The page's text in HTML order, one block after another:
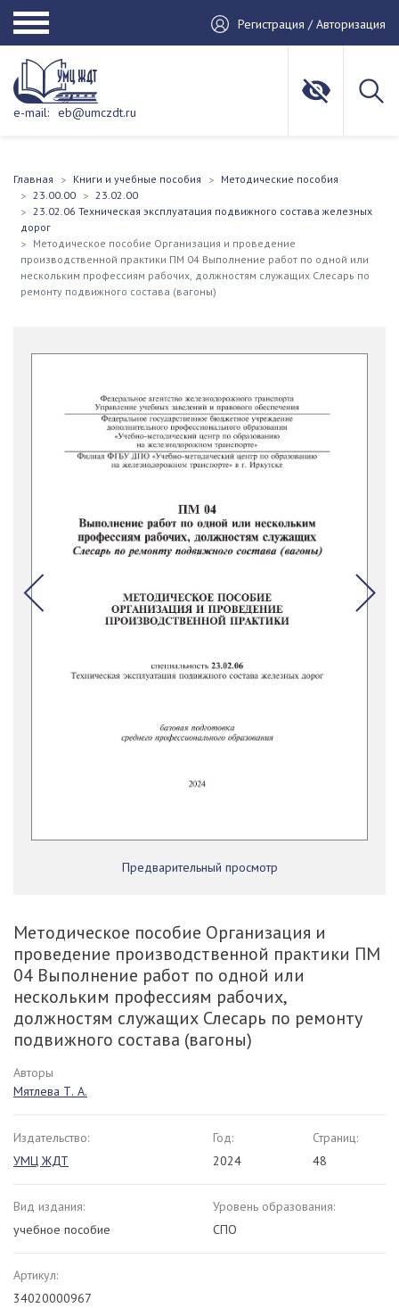
Регистрация / Авторизация
e-mail: eb@umczdt.ru
Главная Книги и учебные пособия
Методические пособия
23.00.00
23.02.00
23.02.06 Техническая эксплуатация подвижного состава железных
дорог
Методическое пособие Организация и проведение
производственной практики ПМ 04 Выполнение работ по одной или
нескольким профессиям рабочих, должностям служащих Слесарь по
ремонту подвижного состава (вагоны)
Предварительный просмотр
Методическое пособие Организация и
проведение производственной практики ПМ
04 Выполнение работ по одной или
нескольким профессиям рабочих,
должностям служащих Слесарь по ремонту
подвижного состава (вагоны)
Авторы
Мятлева Т. А.
Издательство:
УМЦ ЖДТ
Год:
2024
Страниц:
48
Вид издания:
учебное пособие
Уровень образования:
СПО
Артикул:
34020000967